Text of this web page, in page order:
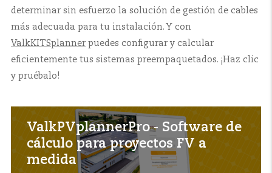
determinar sin esfuerzo la solución de gestión de cables
más adecuada para tu instalación. Y con
ValkKITSplanner puedes configurar y calcular
eficientemente tus sistemas preempaquetados. ¡Haz clic
y pruébalo!
ValkPVplannerPro - Software de
cálculo para proyectos FV a
medida